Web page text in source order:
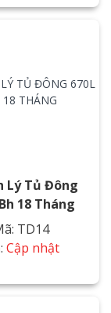
Lý Tủ Đông
18 Tháng
TD14
Cập nhật